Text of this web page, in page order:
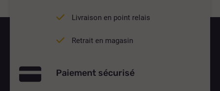
Livraison en point relais
Retrait en magasin
Paiement sécurisé